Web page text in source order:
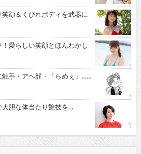
顔＆くびれボディを武器に
愛らしい笑顔とほんわかし
手・アヘ顔・「らめぇ」……
胆な体当たり艶技を…